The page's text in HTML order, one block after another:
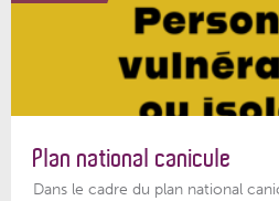
Plan national canicule
Dans le cadre du plan national